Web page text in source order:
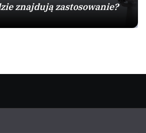
znajdują zastosowanie?